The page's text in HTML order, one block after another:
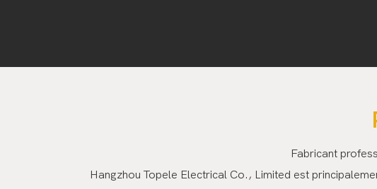
Fabricant
Hangzhou Topele Electrical Co., Limited est